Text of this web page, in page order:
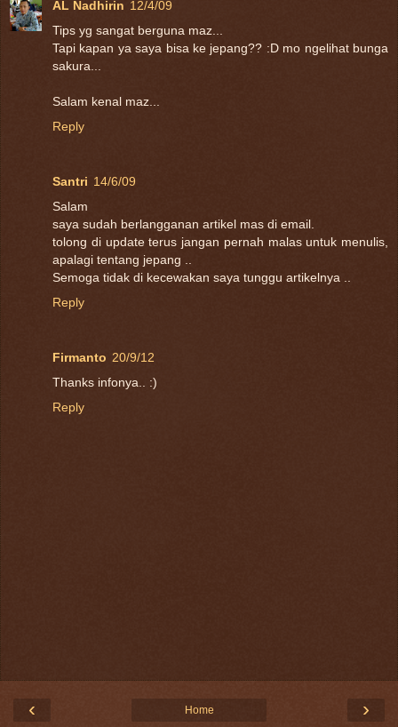
AL Nadhirin 12/4/09
Tips yg sangat berguna maz...
Tapi kapan ya saya bisa ke jepang?? :D mo ngelihat bunga
sakura...
Salam kenal maz...
Reply
Santri 14/6/09
Salam
saya sudah berlangganan artikel mas di email.
tolong di update terus jangan pernah malas untuk menulis,
apalagi tentang jepang ..
Semoga tidak di kecewakan saya tunggu artikelnya ..
Reply
Firmanto 20/9/12
Thanks infonya.. :)
Reply
‹ ›
Home